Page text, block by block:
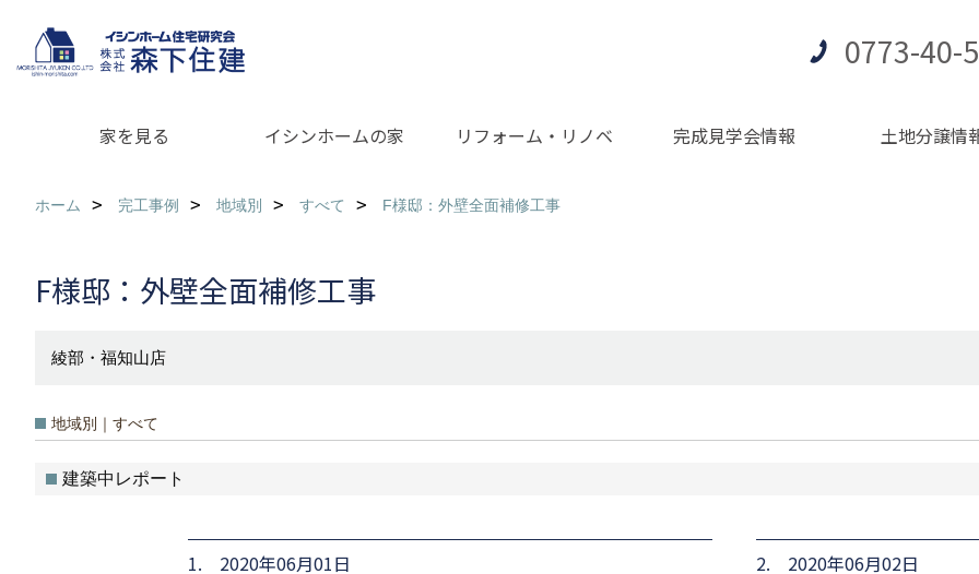
0773-40-
家を見る イシンホームの家 リフォーム・リノベ 完成見学会情報 土地分譲情
ホーム 完工事例 地域別 すべて F様邸：外壁全面補修工事
F様邸：外壁全面補修工事
綾部・福知山店
地域別｜すべて
建築中レポート
1. 2020年06月01日 2. 2020年06月02日